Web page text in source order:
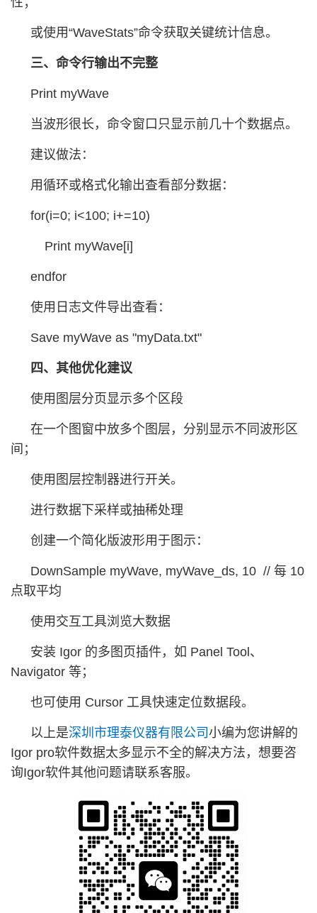
或使用“WaveStats”命令获取关键统计信息。
三、命令行输出不完整
Print myWave
当波形很长，命令窗口只显示前几十个数据点。
建议做法：
用循环或格式化输出查看部分数据：
for(i=0; i<100; i+=10)
Print myWave[i]
endfor
使用日志文件导出查看：
Save myWave as "myData.txt"
四、其他优化建议
使用图层分页显示多个区段
在一个图窗中放多个图层，分别显示不同波形区
间；
使用图层控制器进行开关。
进行数据下采样或抽稀处理
创建一个简化版波形用于图示：
DownSample myWave, myWave_ds, 10 // 每 10
点取平均
使用交互工具浏览大数据
安装 Igor 的多图页插件，如 Panel Tool、
Navigator 等；
也可使用 Cursor 工具快速定位数据段。
以上是深圳市理泰仪器有限公司 小编为您讲解的
Igor pro软件数据太多显示不全的解决方法，想要咨
询Igor软件其他问题请联系客服。